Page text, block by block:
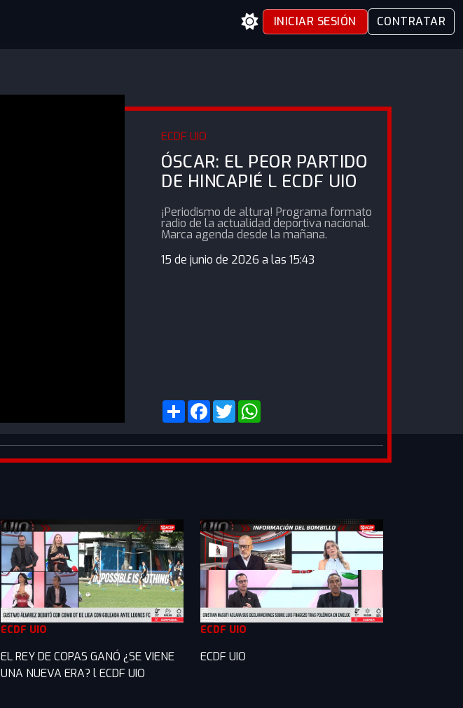
INICIAR SESIÓN CONTRATAR
ECDF UIO
ÓSCAR: EL PEOR PARTIDO
DE HINCAPIÉ L ECDF UIO
¡Periodismo de altura! Programa formato
radio de la actualidad deportiva nacional.
Marca agenda desde la mañana.
15 de junio de 2026 a las 15:43
ECDF UIO
EL REY DE COPAS GANÓ ¿SE VIENE
UNA NUEVA ERA? l ECDF UIO
ECDF UIO
ECDF UIO